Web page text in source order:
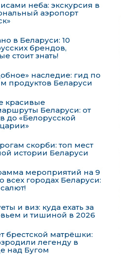
неба: экскурсия в
аэропорт
в Беларуси: 10
брендов,
стоит знать!
наследие: гид по
продуктов Беларуси
красивые
Беларуси: от
до «Белорусской
скорби: топ мест
истории Беларуси
мероприятий на 9
всех городах Беларуси:
и виз: куда ехать за
и тишиной в 2026
брестской матрёшки:
легенду в
над Бугом